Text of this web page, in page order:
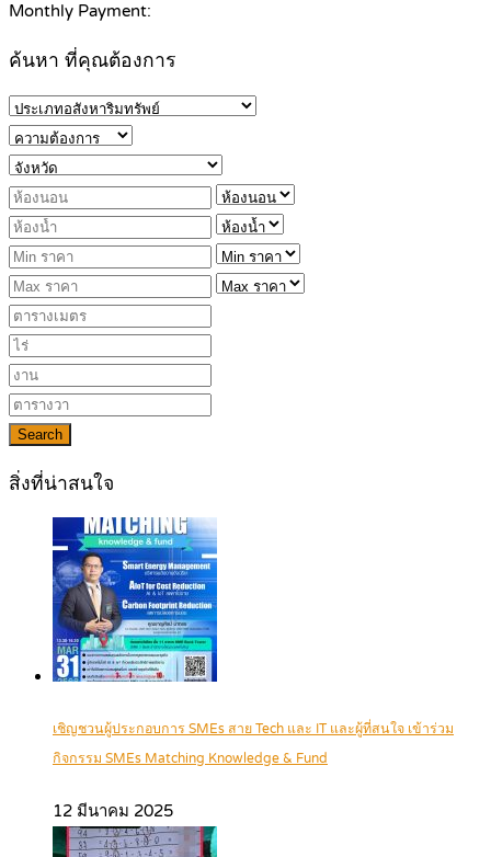
Monthly Payment:
ค้นหา ที่คุณต้องการ
Search
สิ่งที่น่าสนใจ
เชิญชวนผู้ประกอบการ SMEs สาย Tech และ IT และผู้ที่สนใจ เข้าร่วม
กิจกรรม SMEs Matching Knowledge & Fund
12 มีนาคม 2025